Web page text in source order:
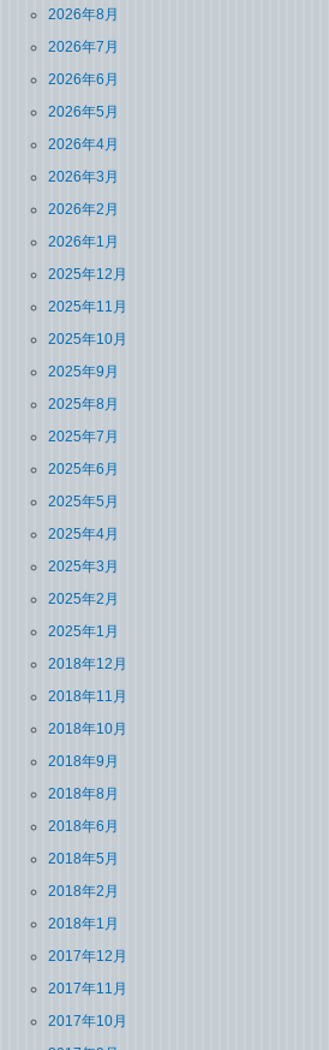
2026年8月
2026年7月
2026年6月
2026年5月
2026年4月
2026年3月
2026年2月
2026年1月
2025年12月
2025年11月
2025年10月
2025年9月
2025年8月
2025年7月
2025年6月
2025年5月
2025年4月
2025年3月
2025年2月
2025年1月
2018年12月
2018年11月
2018年10月
2018年9月
2018年8月
2018年6月
2018年5月
2018年2月
2018年1月
2017年12月
2017年11月
2017年10月